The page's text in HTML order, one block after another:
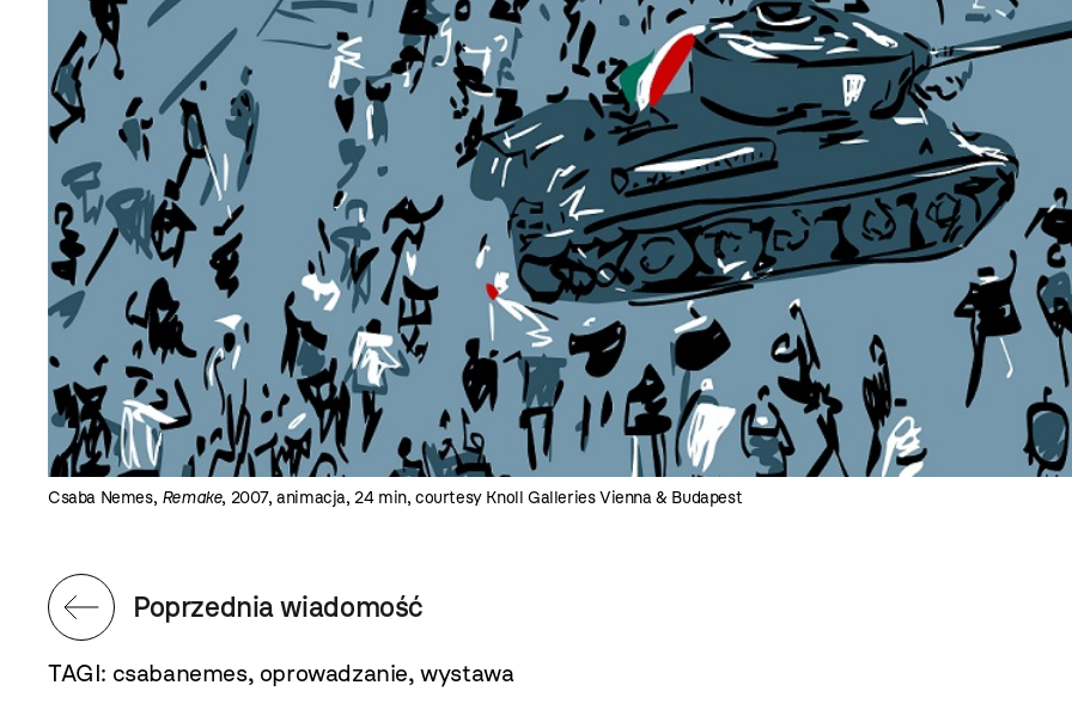
Csaba Nemes, Remake, 2007, animacja, 24 min, courtesy Knoll Galleries Vienna & Budapest
Poprzednia wiadomość
TAGI: csabanemes, oprowadzanie,wystawa